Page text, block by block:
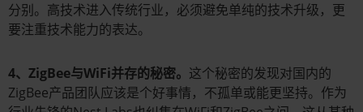
分别。高技术进入传统行业，必须避免单纯的技术升级，更
要注重技术能力的表达。
4、ZigBee与WiFi并存的秘密。 这个秘密的发现对国内的
ZigBee产品团队应该是个好事情，不孤单或能更坚持。作为